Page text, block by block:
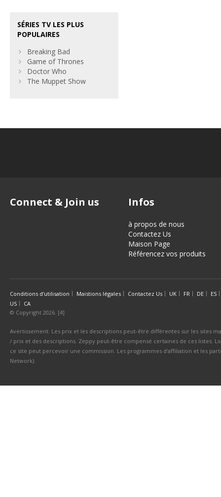
SÉRIES TV LES PLUS
POPULAIRES
Breaking Bad
Game of Thrones
Doctor Who
The Muppet Show
Connect & Join us Infos
à propos de nous
Contactez Us
Maison Page
Référencez vos produits
Conditions d'utilisation Maistions légales Contactez Us UK FR DE
ES
US
CA
© Copyright 2026. [4]
Avertissement: Les prix et les descriptions peut-être différentes sur les sites
/ prix et des descriptions. Zeppy peut-être compensé certaines de ces listes.
ce site peut percevoir une commission. Les programmes d'affiliation et les
Network).